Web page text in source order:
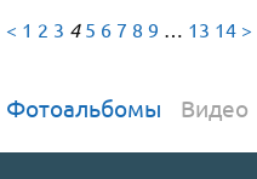
< 1 2 3 4 5 6 7 8 9 … 13 14 >
Фотоальбомы Видео